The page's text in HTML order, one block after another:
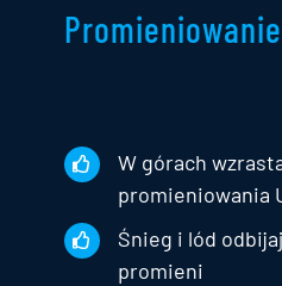
W górach
promieniowania
Śnieg i lód
promieni